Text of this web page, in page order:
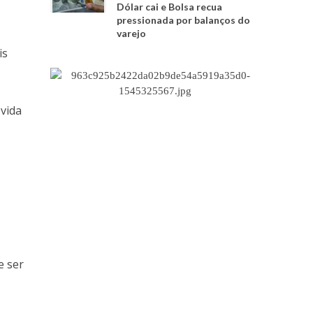
ser
Dólar cai e Bolsa recua
pressionada por balanços do
varejo